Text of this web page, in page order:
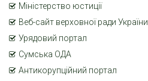
Міністерство юстиції
Веб-сайт верховної ради України
Урядовий портал
Сумська ОДА
Антикорупційний портал